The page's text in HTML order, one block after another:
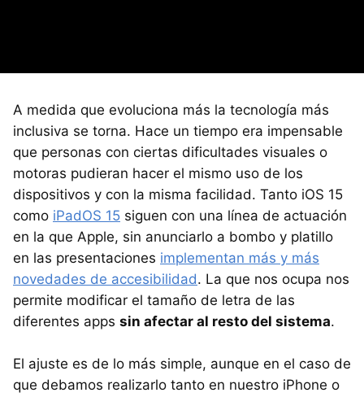
A medida que evoluciona más la tecnología más
inclusiva se torna. Hace un tiempo era impensable
que personas con ciertas dificultades visuales o
motoras pudieran hacer el mismo uso de los
dispositivos y con la misma facilidad. Tanto iOS 15
como iPadOS 15 siguen con una línea de actuación
en la que Apple, sin anunciarlo a bombo y platillo
en las presentaciones implementan más y más
novedades de accesibilidad. La que nos ocupa nos
permite modificar el tamaño de letra de las
diferentes apps sin afectar al resto del sistema.
El ajuste es de lo más simple, aunque en el caso de
que debamos realizarlo tanto en nuestro iPhone o